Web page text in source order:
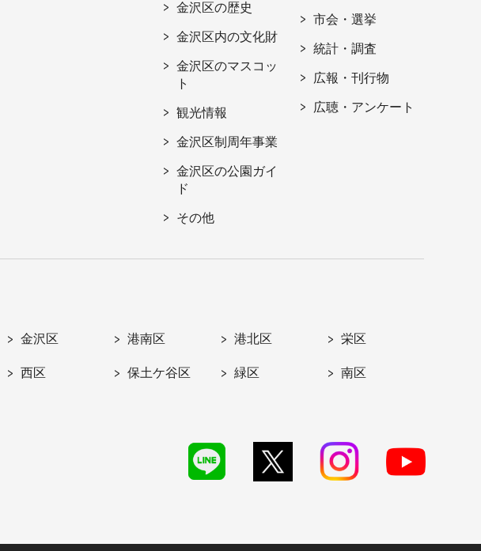
金沢区の歴史
金沢区内の文化財
金沢区のマスコッ
ト
観光情報
金沢区制周年事業
金沢区の公園ガイ
ド
その他
市会・選挙
統計・調査
広報・刊行物
広聴・アンケート
金沢区 港南区 港北区 栄区
西区 保土ケ谷区 緑区 南区